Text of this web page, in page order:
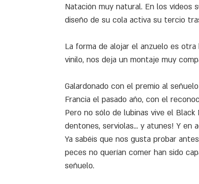
Natación muy natural. En los vídeos
diseño de su cola activa su tercio
La forma de alojar el anzuelo es
vinilo, nos deja un montaje muy
Galardonado con el premio al
Francia el pasado año, con el
Pero no sólo de lubinas vive el
dentones, serviolas... y atunes! Y en
Ya sabéis que nos gusta probar
peces no querían comer han sido
señuelo.